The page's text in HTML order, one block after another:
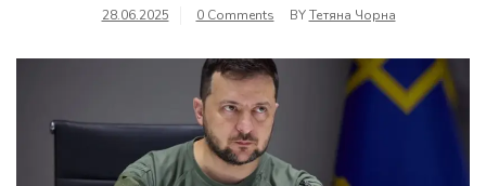
28.06.2025 0 Comments BYТетяна Чорна